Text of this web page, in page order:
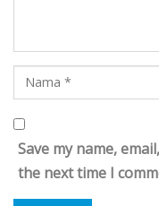
Save my name,
the next time I